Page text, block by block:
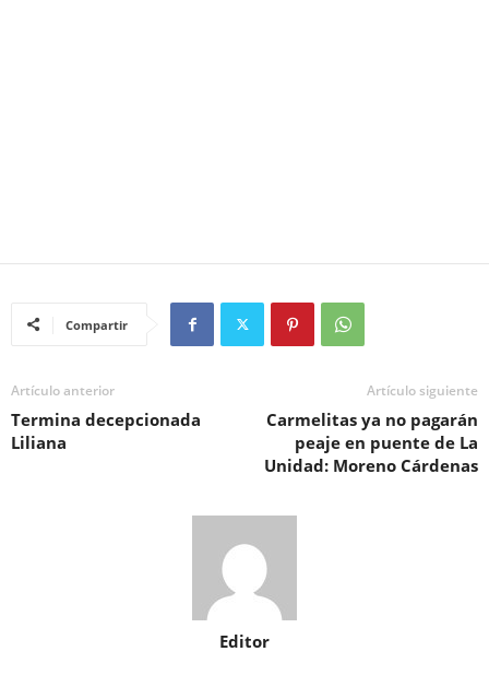
Compartir
Artículo anterior
Termina decepcionada
Liliana
Artículo siguiente
Carmelitas ya no pagarán
peaje en puente de La
Unidad: Moreno Cárdenas
Editor